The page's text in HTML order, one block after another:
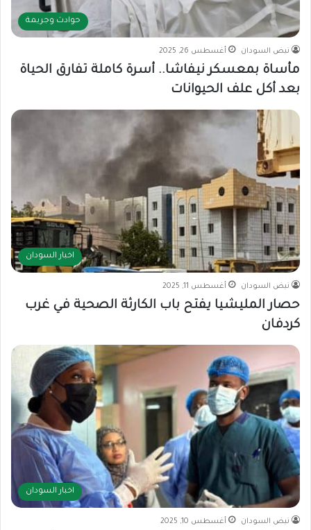
حوادث وجريمة
نبض السودان أغسطس 26, 2025
مأساة بمعسكر نيفاشا.. أسرة كاملة تفارق الحياة
بعد أكل علف الحيوانات
اخبار السودان
نبض السودان أغسطس 11, 2025
حصار المليشيا يفتح باب الكارثة الصحية في غرب
كردفان
اخبار السودان
نبض السودان أغسطس 10, 2025